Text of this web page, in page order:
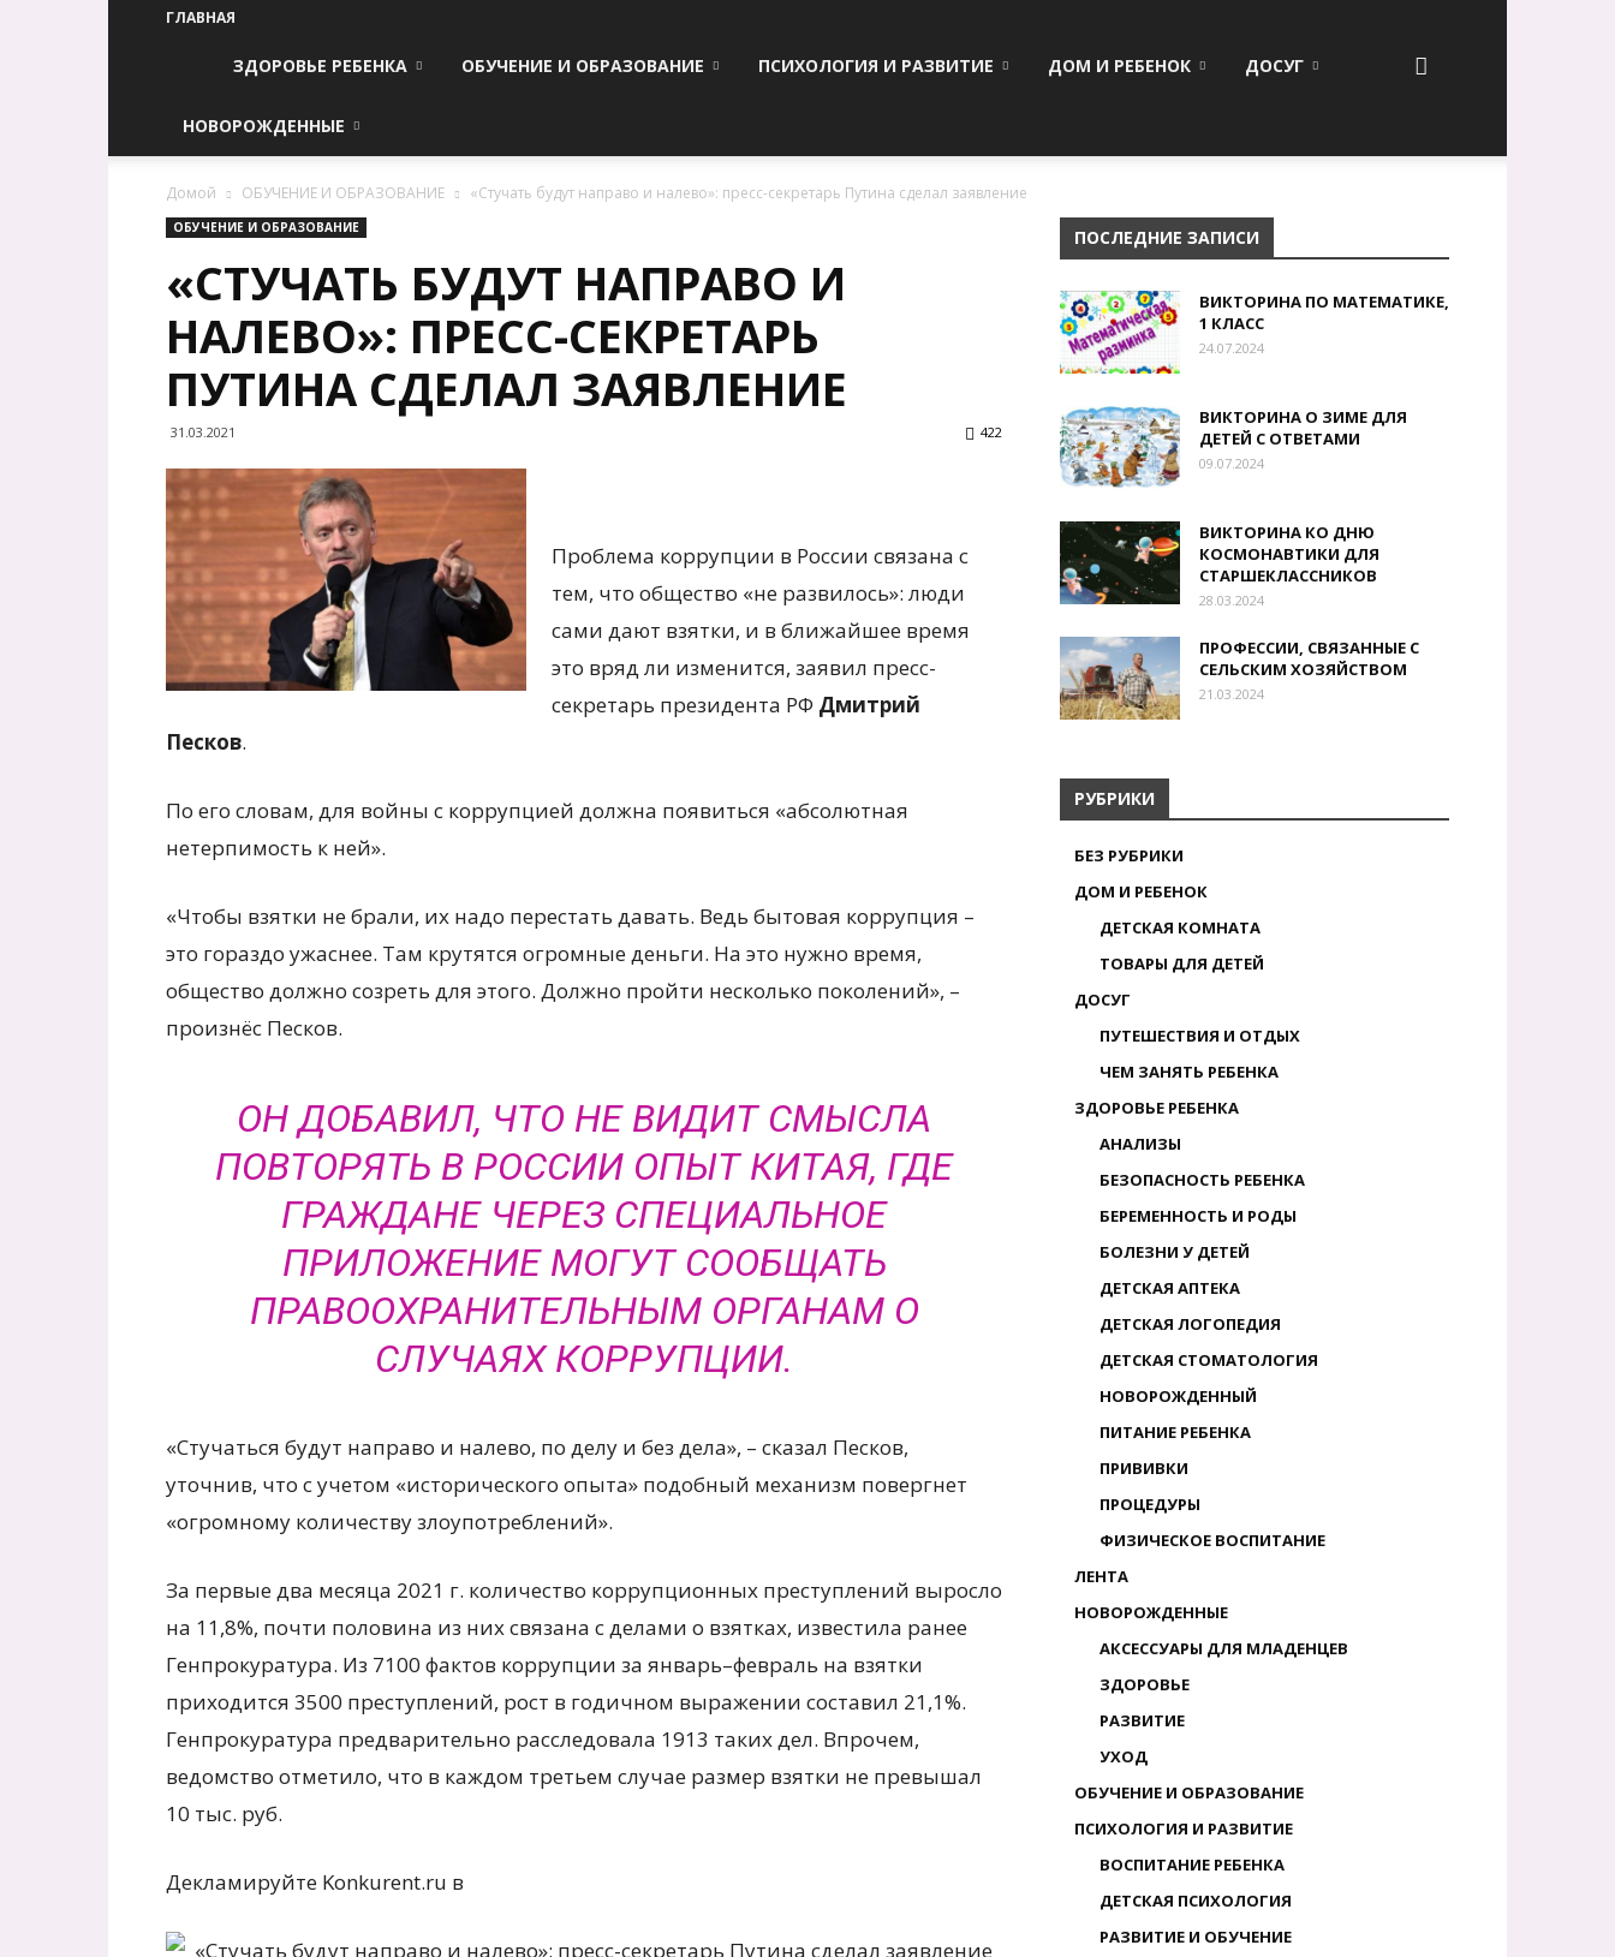
ГЛАВНАЯ
ЗДОРОВЬЕ РЕБЕНКА ОБУЧЕНИЕ И ОБРАЗОВАНИЕ ПСИХОЛОГИЯ И РАЗВИТИЕ ДОМ И РЕБЕНОК ДОСУГ
НОВОРОЖДЕННЫЕ
Домой ОБУЧЕНИЕ И ОБРАЗОВАНИЕ «Стучать будут направо и налево»: пресс-секретарь Путина сделал заявление
ОБУЧЕНИЕ И ОБРАЗОВАНИЕ
«СТУЧАТЬ БУДУТ НАПРАВО И
НАЛЕВО»: ПРЕСС-СЕКРЕТАРЬ
ПУТИНА СДЕЛАЛ ЗАЯВЛЕНИЕ
31.03.2021 422
Проблема коррупции в России связана с
тем, что общество «не развилось»: люди
сами дают взятки, и в ближайшее время
это вряд ли изменится, заявил пресс-
секретарь президента РФ Дмитрий
Песков.
По его словам, для войны с коррупцией должна появиться «абсолютная
нетерпимость к ней».
«Чтобы взятки не брали, их надо перестать давать. Ведь бытовая коррупция –
это гораздо ужаснее. Там крутятся огромные деньги. На это нужно время,
общество должно созреть для этого. Должно пройти несколько поколений», –
произнёс Песков.
ОН ДОБАВИЛ, ЧТО НЕ ВИДИТ СМЫСЛА
ПОВТОРЯТЬ В РОССИИ ОПЫТ КИТАЯ, ГДЕ
ГРАЖДАНЕ ЧЕРЕЗ СПЕЦИАЛЬНОЕ
ПРИЛОЖЕНИЕ МОГУТ СООБЩАТЬ
ПРАВООХРАНИТЕЛЬНЫМ ОРГАНАМ О
СЛУЧАЯХ КОРРУПЦИИ.
«Стучаться будут направо и налево, по делу и без дела», – сказал Песков,
уточнив, что с учетом «исторического опыта» подобный механизм повергнет
«огромному количеству злоупотреблений».
За первые два месяца 2021 г. количество коррупционных преступлений выросло
на 11,8%, почти половина из них связана с делами о взятках, известила ранее
Генпрокуратура. Из 7100 фактов коррупции за январь–февраль на взятки
приходится 3500 преступлений, рост в годичном выражении составил 21,1%.
Генпрокуратура предварительно расследовала 1913 таких дел. Впрочем,
ведомство отметило, что в каждом третьем случае размер взятки не превышал
10 тыс. руб.
Декламируйте Konkurent.ru в
ПОСЛЕДНИЕ ЗАПИСИ
ВИКТОРИНА ПО МАТЕМАТИКЕ,
1 КЛАСС
24.07.2024
ВИКТОРИНА О ЗИМЕ ДЛЯ
ДЕТЕЙ С ОТВЕТАМИ
09.07.2024
ВИКТОРИНА КО ДНЮ
КОСМОНАВТИКИ ДЛЯ
СТАРШЕКЛАССНИКОВ
28.03.2024
ПРОФЕССИИ, СВЯЗАННЫЕ С
СЕЛЬСКИМ ХОЗЯЙСТВОМ
21.03.2024
РУБРИКИ
БЕЗ РУБРИКИ
ДОМ И РЕБЕНОК
ДЕТСКАЯ КОМНАТА
ТОВАРЫ ДЛЯ ДЕТЕЙ
ДОСУГ
ПУТЕШЕСТВИЯ И ОТДЫХ
ЧЕМ ЗАНЯТЬ РЕБЕНКА
ЗДОРОВЬЕ РЕБЕНКА
АНАЛИЗЫ
БЕЗОПАСНОСТЬ РЕБЕНКА
БЕРЕМЕННОСТЬ И РОДЫ
БОЛЕЗНИ У ДЕТЕЙ
ДЕТСКАЯ АПТЕКА
ДЕТСКАЯ ЛОГОПЕДИЯ
ДЕТСКАЯ СТОМАТОЛОГИЯ
НОВОРОЖДЕННЫЙ
ПИТАНИЕ РЕБЕНКА
ПРИВИВКИ
ПРОЦЕДУРЫ
ФИЗИЧЕСКОЕ ВОСПИТАНИЕ
ЛЕНТА
НОВОРОЖДЕННЫЕ
АКСЕССУАРЫ ДЛЯ МЛАДЕНЦЕВ
ЗДОРОВЬЕ
РАЗВИТИЕ
УХОД
ОБУЧЕНИЕ И ОБРАЗОВАНИЕ
ПСИХОЛОГИЯ И РАЗВИТИЕ
ВОСПИТАНИЕ РЕБЕНКА
ДЕТСКАЯ ПСИХОЛОГИЯ
РАЗВИТИЕ И ОБУЧЕНИЕ